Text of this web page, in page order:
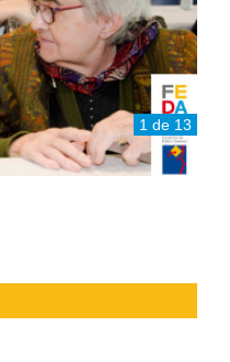
1 de 13